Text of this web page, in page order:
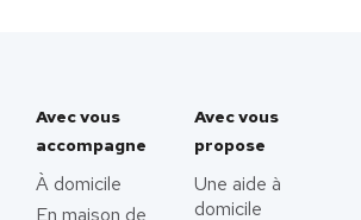
Avec vous
accompagne
À domicile
En maison de
Avec vous
propose
Une aide à
domicile